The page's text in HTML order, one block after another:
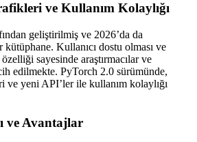
ve Kullanım Kolaylığı
geliştirilmiş ve 2026’da da
Kullanıcı dostu olması ve
sayesinde araştırmacılar ve
edilmekte. PyTorch 2.0 sürümünde,
ve yeni API’ler ile kullanım kolaylığı
ve Avantajlar